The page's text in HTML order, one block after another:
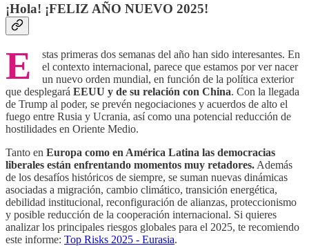
¡Hola! ¡FELIZ AÑO NUEVO 2025!
E
stas primeras dos semanas del año han sido interesantes. En
el contexto internacional, parece que estamos por ver nacer
un nuevo orden mundial, en función de la política exterior
que desplegará EEUU y de su relación con China. Con la llegada
de Trump al poder, se prevén negociaciones y acuerdos de alto el
fuego entre Rusia y Ucrania, así como una potencial reducción de
hostilidades en Oriente Medio.
Tanto en Europa como en América Latina las democracias
liberales están enfrentando momentos muy retadores. Además
de los desafíos históricos de siempre, se suman nuevas dinámicas
asociadas a migración, cambio climático, transición energética,
debilidad institucional, reconfiguración de alianzas, proteccionismo
y posible reducción de la cooperación internacional. Si quieres
analizar los principales riesgos globales para el 2025, te recomiendo
este informe: Top Risks 2025 - Eurasia.